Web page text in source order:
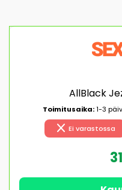
AllBlack
Toimitusaika:1-3
close Ei varastossa